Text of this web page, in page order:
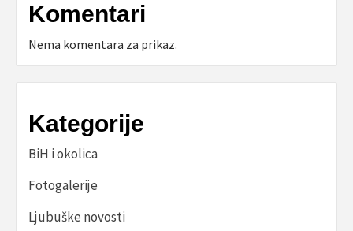
Komentari
Nema komentara za prikaz.
Kategorije
BiH i okolica
Fotogalerije
Ljubuške novosti